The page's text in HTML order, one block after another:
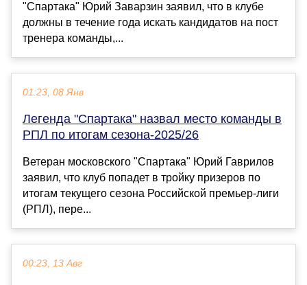
"Спартака" Юрий Заварзин заявил, что в клубе
должны в течение года искать кандидатов на пост
тренера команды,...
01:23, 08 Янв
Легенда "Спартака" назвал место команды в
РПЛ по итогам сезона-2025/26
Ветеран московского "Спартака" Юрий Гаврилов
заявил, что клуб попадет в тройку призеров по
итогам текущего сезона Российской премьер-лиги
(РПЛ), пере...
00:23, 13 Авг